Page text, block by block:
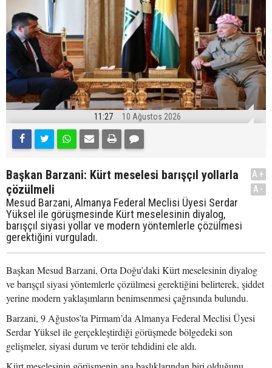
11:27 10 Ağustos 2026
Başkan Barzani: Kürt meselesi barışçıl yollarla
çözülmeli
Mesud Barzani, Almanya Federal Meclisi Üyesi Serdar
Yüksel ile görüşmesinde Kürt meselesinin diyalog,
barışçıl siyasi yollar ve modern yöntemlerle çözülmesi
gerektiğini vurguladı.
A+
A-
Başkan Mesud Barzani, Orta Doğu’daki Kürt meselesinin diyalog
ve barışçıl siyasi yöntemlerle çözülmesi gerektiğini belirterek, şiddet
yerine modern yaklaşımların benimsenmesi çağrısında bulundu.
Barzani, 9 Ağustos’ta Pirmam’da Almanya Federal Meclisi Üyesi
Serdar Yüksel ile gerçekleştirdiği görüşmede bölgedeki son
gelişmeler, siyasi durum ve terör tehdidini ele aldı.